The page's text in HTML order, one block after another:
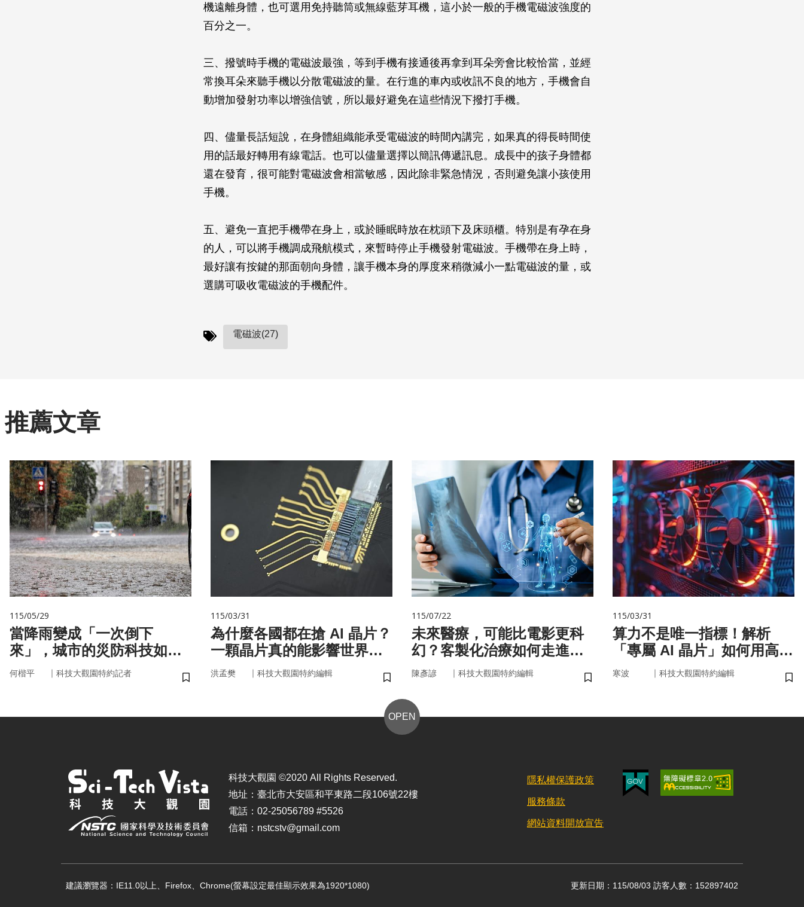
機遠離身體，也可選用免持聽筒或無線藍芽耳機，這小於一般的手機電磁波強度的
百分之一。
三、撥號時手機的電磁波最強，等到手機有接通後再拿到耳朵旁會比較恰當，並經
常換耳朵來聽手機以分散電磁波的量。在行進的車內或收訊不良的地方，手機會自
動增加發射功率以增強信號，所以最好避免在這些情況下撥打手機。
四、儘量長話短說，在身體組織能承受電磁波的時間內講完，如果真的得長時間使
用的話最好轉用有線電話。也可以儘量選擇以簡訊傳遞訊息。成長中的孩子身體都
還在發育，很可能對電磁波會相當敏感，因此除非緊急情況，否則避免讓小孩使用
手機。
五、避免一直把手機帶在身上，或於睡眠時放在枕頭下及床頭櫃。特別是有孕在身
的人，可以將手機調成飛航模式，來暫時停止手機發射電磁波。手機帶在身上時，
最好讓有按鍵的那面朝向身體，讓手機本身的厚度來稍微減小一點電磁波的量，或
選購可吸收電磁波的手機配件。
電磁波(27)
推薦文章
115/05/29
當降雨變成「一次倒下
來」，城市的災防科技如何
即時應變？
何楷平 ｜ 科技大觀園特約記者
儲存書籤
115/03/31
為什麼各國都在搶 AI 晶片？
一顆晶片真的能影響世界
嗎？
洪孟樊 ｜ 科技大觀園特約編輯
儲存書籤
115/07/22
未來醫療，可能比電影更科
幻？客製化治療如何走進真
實世界
陳彥諺 ｜ 科技大觀園特約編輯
儲存書籤
115/03/31
算力不是唯一指標！解析
「專屬 AI 晶片」如何用高效
率驅動未來
寒波 ｜ 科技大觀園特約編輯
儲
OPEN
科技大觀園 ©2020 All Rights Reserved.
地址：臺北市大安區和平東路二段106號22樓
電話：02-25056789 #5526
信箱：nstcstv@gmail.com
隱私權保護政策
服務條款
網站資料開放宣告
建議瀏覽器：IE11.0以上、Firefox、Chrome(螢幕設定最佳顯示效果為1920*1080) 更新日期：115/08/03 訪客人數：152897402